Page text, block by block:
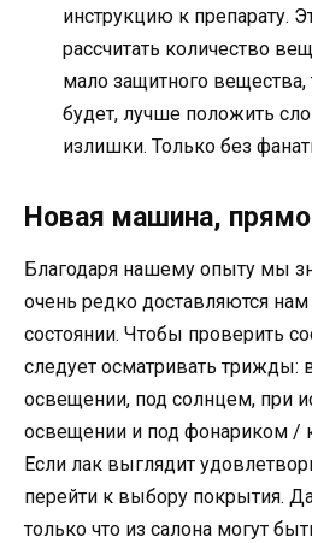
инструкцию к препарату.
рассчитать количество
мало защитного вещества,
будет, лучше положить
излишки. Только без
Новая машина, прямо
Благодаря нашему опыту мы
очень редко доставляются
состоянии. Чтобы проверить
следует осматривать трижды:
освещении, под солнцем, при
освещении и под фонариком /
Если лак выглядит
перейти к выбору покрытия.
только что из салона могут